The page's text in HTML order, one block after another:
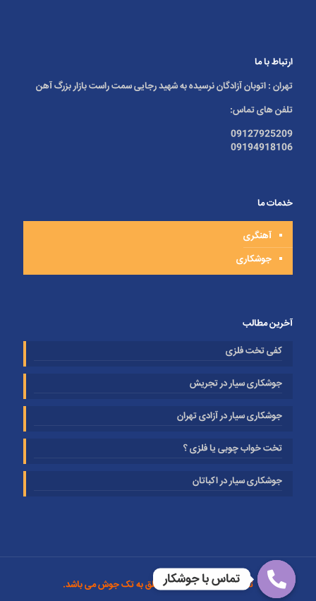
ارتباط با ما
تهران : اتوبان آزادگان نرسیده به شهید رجایی سمت راست بازار بزرگ آهن
تلفن های تماس:
09127925209
09194918106
خدمات ما
آهنگری
جوشکاری
آخرین مطالب
کفی تخت فلزی
جوشکاری سیار در تجریش
جوشکاری سیار در آزادی تهران
تخت خواب چوبی یا فلزی ؟
جوشکاری سیار در اکباتان
تمامی حقوق این سایت متعلق به تک جوش می باشد.
تماس با جوشکار